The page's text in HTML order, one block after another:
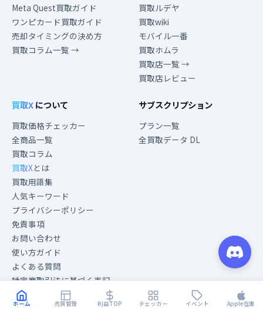
ホーム 売買管理 利益TOP チェッカー イベント Apple在庫
Meta Quest買取ガイド
ワンピカード買取ガイド
売却タイミングの決め方
買取コラム一覧 →
買取ルデヤ
買取wiki
モバイル一番
買取ホムラ
買取店一覧 →
買取店レビュー
買取Xについて
買取価格チェッカー
全商品一覧
買取コラム
買取Xとは
買取用語集
人気キーワード
プライバシーポリシー
免責事項
お問い合わせ
使い方ガイド
よくある質問
特定商取引法に基づく表記
サブスクリプション
プラン一覧
全買取データ DL
開発者向け コミュニティ